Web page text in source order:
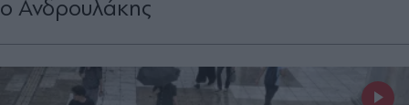
ο Ανδρουλάκης